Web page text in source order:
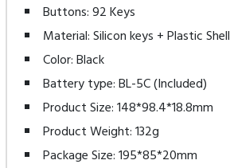
Buttons: 92 Keys
Material: Silicon keys + Plastic Shell
Color: Black
Battery type: BL-5C (Included)
Product Size: 148*98.4*18.8mm
Product Weight: 132g
Package Size: 195*85*20mm